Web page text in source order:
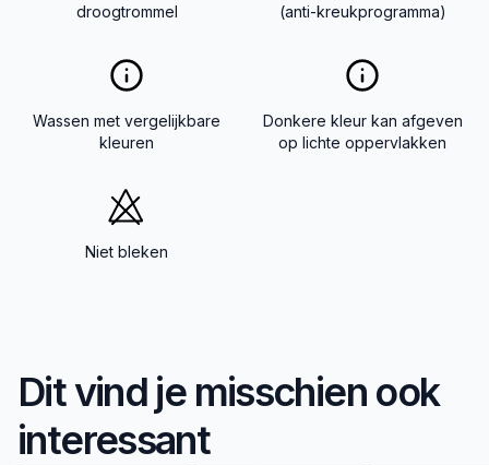
droogtrommel
(anti-kreukprogramma)
Wassen met vergelijkbare
kleuren
Donkere kleur kan afgeven
op lichte oppervlakken
Niet bleken
Dit vind je misschien ook
interessant